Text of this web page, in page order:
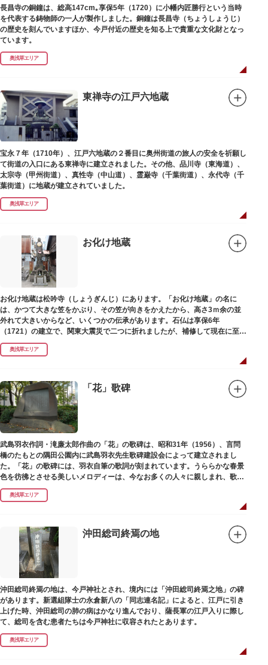
長昌寺の銅鐘は、総高147cm｡享保5年（1720）に小幡内匠勝行という当時
を代表する鋳物師の一人が製作しました。銅鐘は長昌寺（ちょうしょうじ）
の歴史を刻んでいますほか、今戸付近の歴史を知る上で貴重な文化財となっ
ています。
奥浅草エリア
東禅寺の江戸六地蔵
宝永７年（1710年）、江戸六地蔵の２番目に奥州街道の旅人の安全を祈願し
て街道の入口にある東禅寺に建立されました。その他、品川寺（東海道）、
太宗寺（甲州街道）、真性寺（中山道）、霊巌寺（千葉街道）、永代寺（千
葉街道）に地蔵が建立されていました。
奥浅草エリア
お化け地蔵
お化け地蔵は松吟寺（しょうぎんじ）にあります。「お化け地蔵」の名に
は、かつて大きな笠をかぶり、その笠が向きをかえたから、高さ3ｍ余の並
外れて大きいからなど、いくつかの伝承があります。石仏は享保6年
（1721）の建立で、関東大震災で二つに折れましたが、補修して現在に至っ
ています。常夜灯は、寛政2年（1790）に建てられました。
奥浅草エリア
「花」歌碑
武島羽衣作詞・滝廉太郎作曲の「花」の歌碑は、昭和31年（1956）、言問
橋のたもとの隅田公園内に武島羽衣先生歌碑建設会によって建立されまし
た。「花」の歌碑には、羽衣自筆の歌詞が刻まれています。うららかな春景
色を彷彿とさせる美しいメロディーは、今なお多くの人々に親しまれ、歌い
つがれています。
奥浅草エリア
沖田総司終焉の地
沖田総司終焉の地は、今戸神社とされ、境内には「沖田総司終焉之地」の碑
があります。新選組隊士の永倉新八の「同志連名記」によると、江戸に引き
上げた時、沖田総司の肺の病はかなり進んでおり、薩長軍の江戸入りに際し
て、総司を含む患者たちは今戸神社に収容されたとあります。
奥浅草エリア